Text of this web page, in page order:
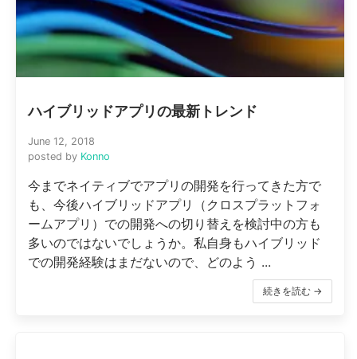
ハイブリッドアプリの最新トレンド
June 12, 2018
posted by Konno
今までネイティブでアプリの開発を行ってきた方で
も、今後ハイブリッドアプリ（クロスプラットフォ
ームアプリ）での開発への切り替えを検討中の方も
多いのではないでしょうか。私自身もハイブリッド
での開発経験はまだないので、どのよう ...
続きを読む →